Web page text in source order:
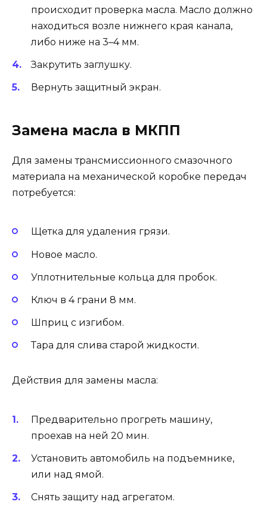
происходит проверка масла. Масло должно
находиться возле нижнего края канала,
либо ниже на 3–4 мм.
Закрутить заглушку.
Вернуть защитный экран.
Замена масла в МКПП
Для замены трансмиссионного смазочного
материала на механической коробке передач
потребуется:
Щетка для удаления грязи.
Новое масло.
Уплотнительные кольца для пробок.
Ключ в 4 грани 8 мм.
Шприц с изгибом.
Тара для слива старой жидкости.
Действия для замены масла:
Предварительно прогреть машину,
проехав на ней 20 мин.
Установить автомобиль на подъемнике,
или над ямой.
Снять защиту над агрегатом.